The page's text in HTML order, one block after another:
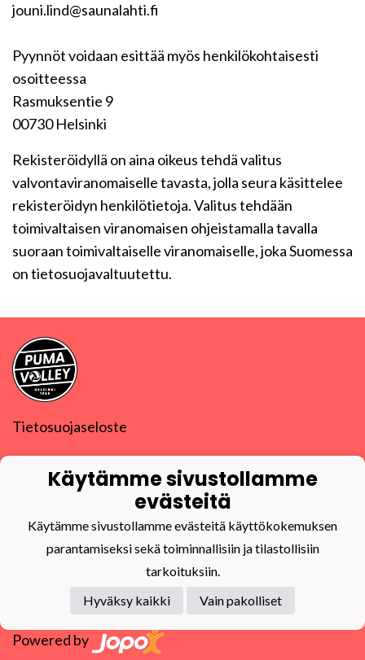
jouni.lind@saunalahti.fi
Pyynnöt voidaan esittää myös henkilökohtaisesti
osoitteessa
Rasmuksentie 9
00730 Helsinki
Rekisteröidyllä on aina oikeus tehdä valitus
valvontaviranomaiselle tavasta, jolla seura käsittelee
rekisteröidyn henkilötietoja. Valitus tehdään
toimivaltaisen viranomaisen ohjeistamalla tavalla
suoraan toimivaltaiselle viranomaiselle, joka Suomessa
on tietosuojavaltuutettu.
Tietosuojaseloste
Y-tunnus0832270-9
puma@puma-volley.fi
Linkki muihin yhteystietoihin
PuMa-Webmail
Powered by
Käytämme sivustollamme
evästeitä
Käytämme sivustollamme evästeitä käyttökokemuksen
parantamiseksi sekä toiminnallisiin ja tilastollisiin
tarkoituksiin.
Hyväksy kaikki
Vain pakolliset